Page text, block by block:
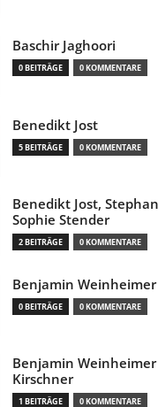
Baschir Jaghoori
0 BEITRÄGE 0 KOMMENTARE
Benedikt Jost
5 BEITRÄGE 0 KOMMENTARE
Benedikt Jost,
Sophie Stender
2 BEITRÄGE 0 KOMMENTARE
Benjamin Weinheimer
0 BEITRÄGE 0 KOMMENTARE
Benjamin
Kirschner
1 BEITRÄGE 0 KOMMENTARE